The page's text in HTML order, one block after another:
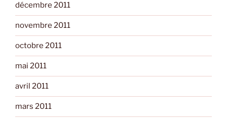
décembre 2011
novembre 2011
octobre 2011
mai 2011
avril 2011
mars 2011